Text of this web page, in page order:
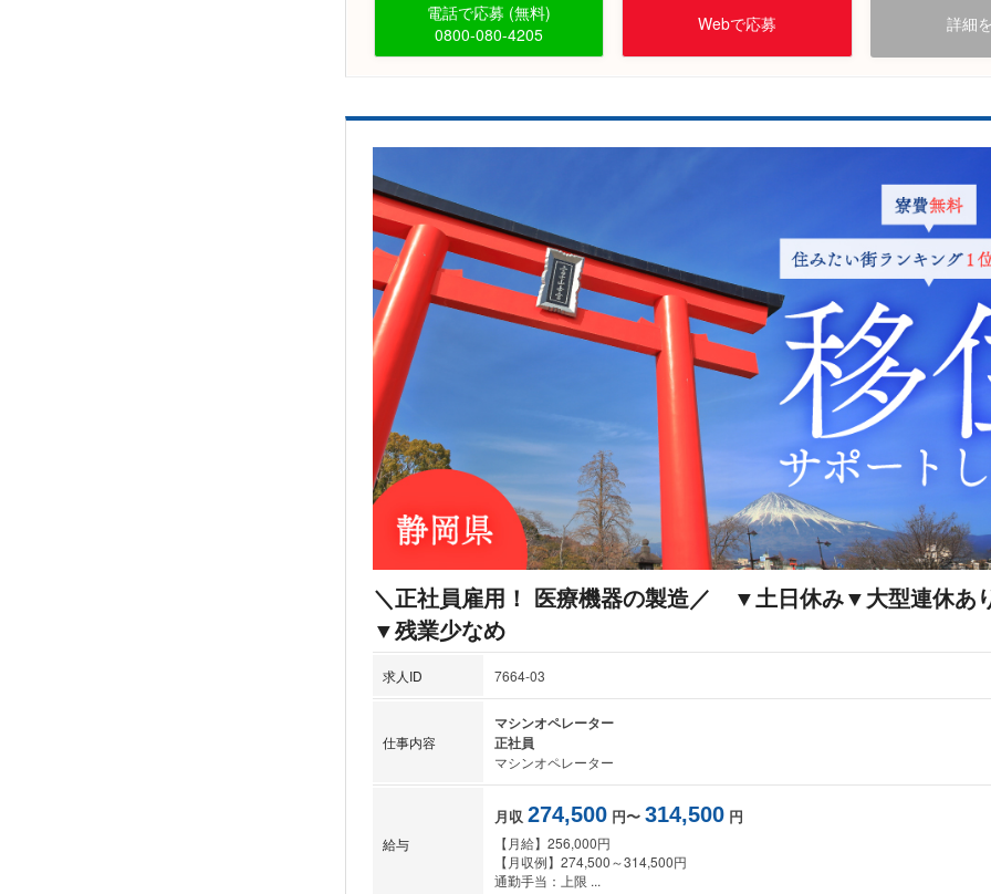
電話で応募 (無料)
0800-080-4205
Webで応募 詳細
＼正社員雇用！ 医療機器の製造／ ▼土日休み▼大型連休あ
▼残業少なめ
求人ID 7664-03
仕事内容
マシンオペレーター
正社員
マシンオペレーター
給与
月収 274,500 円〜 314,500 円
【月給】256,000円
【月収例】274,500～314,500円
通勤手当：上限 ...